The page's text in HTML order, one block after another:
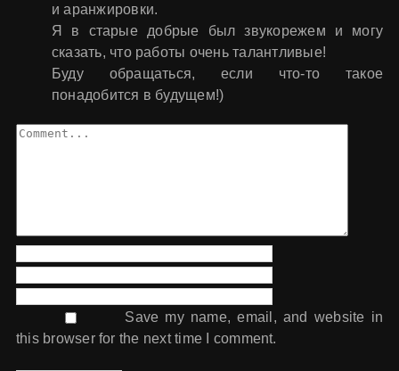
и аранжировки.
Я в старые добрые был звукорежем и могу
сказать, что работы очень талантливые!
Буду обращаться, если что-то такое
понадобится в будущем!)
Comment
Save my name, email, and website in
this browser for the next time I comment.